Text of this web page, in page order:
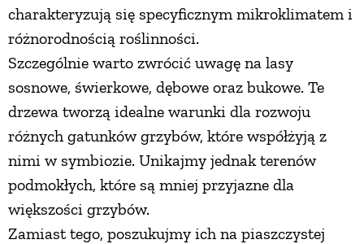
charakteryzują się specyficznym mikroklimatem i
różnorodnością roślinności.
Szczególnie warto zwrócić uwagę na lasy
sosnowe, świerkowe, dębowe oraz bukowe. Te
drzewa tworzą idealne warunki dla rozwoju
różnych gatunków grzybów, które współżyją z
nimi w symbiozie. Unikajmy jednak terenów
podmokłych, które są mniej przyjazne dla
większości grzybów.
Zamiast tego, poszukujmy ich na piaszczystej